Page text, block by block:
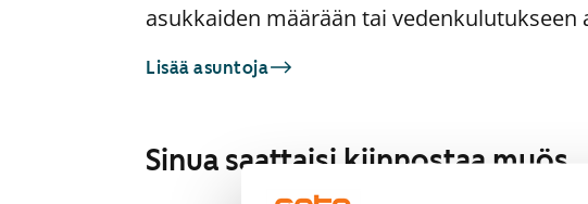
asukkaiden määrään tai vedenkulutukseen
Lisää asuntoja
Sinua saattaisi kiinnostaa myös